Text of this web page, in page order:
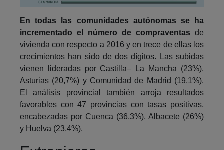
En todas las comunidades autónomas se ha
incrementado el número de compraventas de
vivienda con respecto a 2016 y en trece de ellas los
crecimientos han sido de dos dígitos. Las subidas
vienen lideradas por Castilla– La Mancha (23%),
Asturias (20,7%) y Comunidad de Madrid (19,1%).
El análisis provincial también arroja resultados
favorables con 47 provincias con tasas positivas,
encabezadas por Cuenca (36,3%), Albacete (26%)
y Huelva (23,4%).